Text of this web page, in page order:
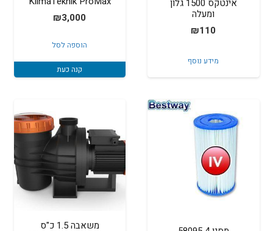
אינטקס 1500 גלון
ומעלה
₪110
מידע נוסף
₪3,000
הוספה לסל
קנה כעת
משאבה 1.5 כ"ס